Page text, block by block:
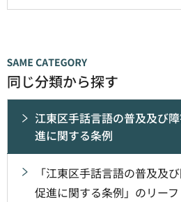
同じ分類から探す
江東区手話言語の普及及び
進に関する条例
「江東区手話言語の普及及
促進に関する条例」のリー